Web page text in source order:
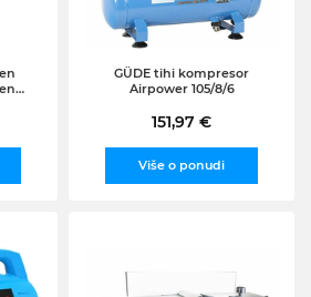
GÜDE tihi kompresor
Airpower 105/8/6
151,97 €
Više o ponudi